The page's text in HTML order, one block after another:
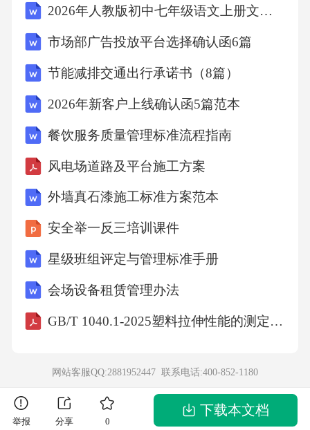
动态描写或静态描写的一部分。10.B解析：“静
得让你感觉不到它在流动”是静态描写，其他选
项都是静态描写或动态描写的一部分。二、填
空题1.静止状态运动状态解析：静态描写是指对
事物静止状态的描写，动态描写是指对事物运
动状态的描写。2.动态解析：“钻”字运用了动态
的写法，表现了小草生长的过程。3.月光如水，
洒在安静的庭院里虫子在草丛中低声鸣叫解
子低声鸣叫。4.更具感染力解析：静态描写和动
态描写结合，可以使文章更具感染力。5.柳枝随
风飘动，像少女的头发在风中飞扬解析：动态
描写体现在柳枝随风飘动和像少女的头发在风
静结合动态解析：《草》一文中，“野火烧不
2026年人教版初中七年级语文上册文言句子翻译卷含答案
市场部广告投放平台选择确认函6篇
节能减排交通出行承诺书（8篇）
2026年新客户上线确认函5篇范本
餐饮服务质量管理标准流程指南
风电场道路及平台施工方案
外墙真石漆施工标准方案范本
安全举一反三培训课件
星级班组评定与管理标准手册
会场设备租赁管理办法
GB/T 1040.1-2025塑料拉伸性能的测定第1部分：总则
网站客服QQ:2881952447 联系电话:400-852-1180
举报 分享 0
下载本文档